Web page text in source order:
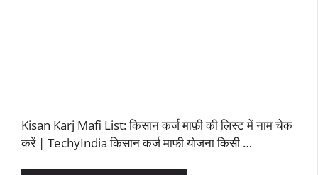
Kisan Karj Mafi List: किसान कर्ज माफ़ी की लिस्ट में नाम चेक
करें | TechyIndia किसान कर्ज माफी योजना किसी …